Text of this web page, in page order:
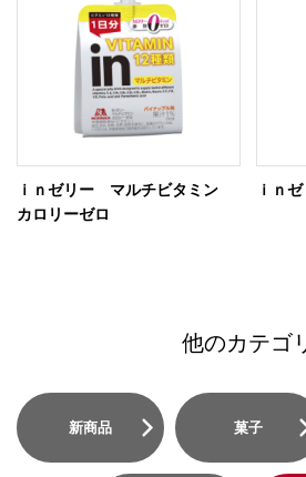
ｉｎゼリー マルチビタミン
カロリーゼロ
ｉｎ
他のカテゴ
新商品 菓子